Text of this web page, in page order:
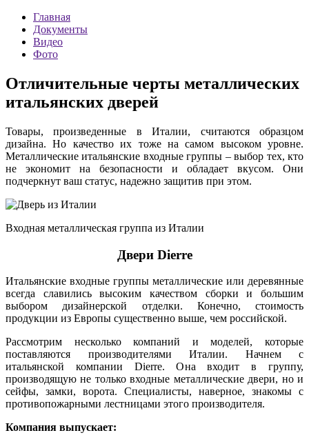
Главная
Документы
Видео
Фото
Отличительные черты металлических
итальянских дверей
Товары, произведенные в Италии, считаются образцом
дизайна. Но качество их тоже на самом высоком уровне.
Металлические итальянские входные группы – выбор тех, кто
не экономит на безопасности и обладает вкусом. Они
подчеркнут ваш статус, надежно защитив при этом.
Входная металлическая группа из Италии
Двери Dierre
Итальянские входные группы металлические или деревянные
всегда славились высоким качеством сборки и большим
выбором дизайнерской отделки. Конечно, стоимость
продукции из Европы существенно выше, чем российской.
Рассмотрим несколько компаний и моделей, которые
поставляются производителями Италии. Начнем с
итальянской компании Dierre. Она входит в группу,
производящую не только входные металлические двери, но и
сейфы, замки, ворота. Специалисты, наверное, знакомы с
противопожарными лестницами этого производителя.
Компания выпускает: